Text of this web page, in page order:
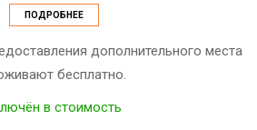
ПОДРОБНЕЕ
дополнительного места
бесплатно.
в стоимость